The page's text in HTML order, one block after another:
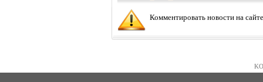
Комментировать новости на